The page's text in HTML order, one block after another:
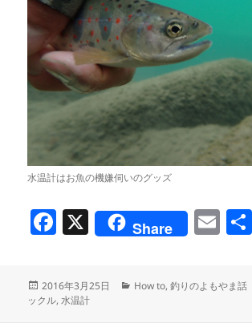
水温計はお魚の機嫌伺いのグッズ
F
c
e
X Share E
ai
l
投
稿
2016年3月25日
カ
How to,釣りのよもやま話
ックル,水温計